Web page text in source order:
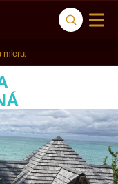
od 4.000 EUR.